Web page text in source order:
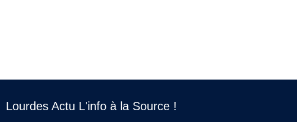
Lourdes Actu L'info à la Source !